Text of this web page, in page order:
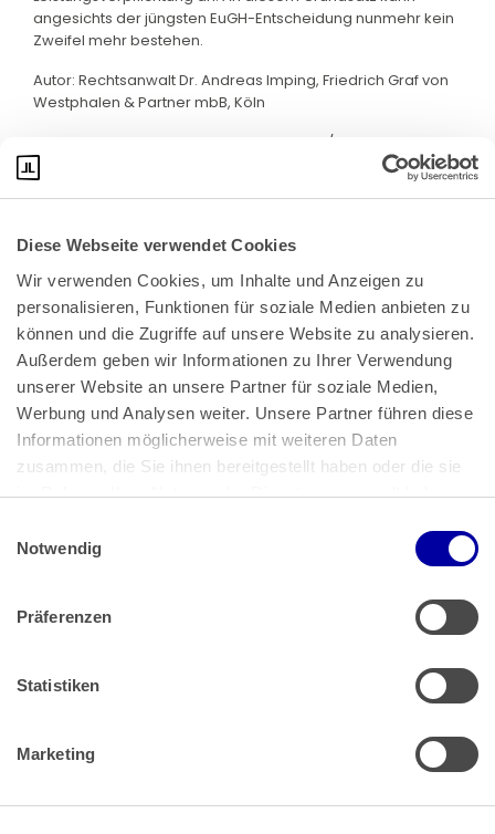
Diese Webseite verwendet Cookies
Wir verwenden Cookies, um Inhalte und Anzeigen zu
personalisieren, Funktionen für soziale Medien anbieten zu
können und die Zugriffe auf unsere Website zu analysieren.
Außerdem geben wir Informationen zu Ihrer Verwendung
unserer Website an unsere Partner für soziale Medien,
Werbung und Analysen weiter. Unsere Partner führen diese
Informationen möglicherweise mit weiteren Daten
zusammen, die Sie ihnen bereitgestellt haben oder die sie
im Rahmen Ihrer Nutzung der Dienste gesammelt haben.
Impressum
Notwendig
Präferenzen
Statistiken
Marketing
angesichts der jüngsten EuGH-Entscheidung nunmehr kein
Zweifel mehr bestehen.
Autor: Rechtsanwalt Dr. Andreas Imping, Friedrich Graf von
Westphalen & Partner mbB, Köln
Quelle: Pressemitteilung des EuGH Nr. 158/23 vom 19.10.2023
Bundeskanzlerplatz 2
53113 Bonn
Pressemitteilungen|AGB
Impressum|Datenschutz
Muster Widerrufsformular (PDF)
Barrierefreiheit